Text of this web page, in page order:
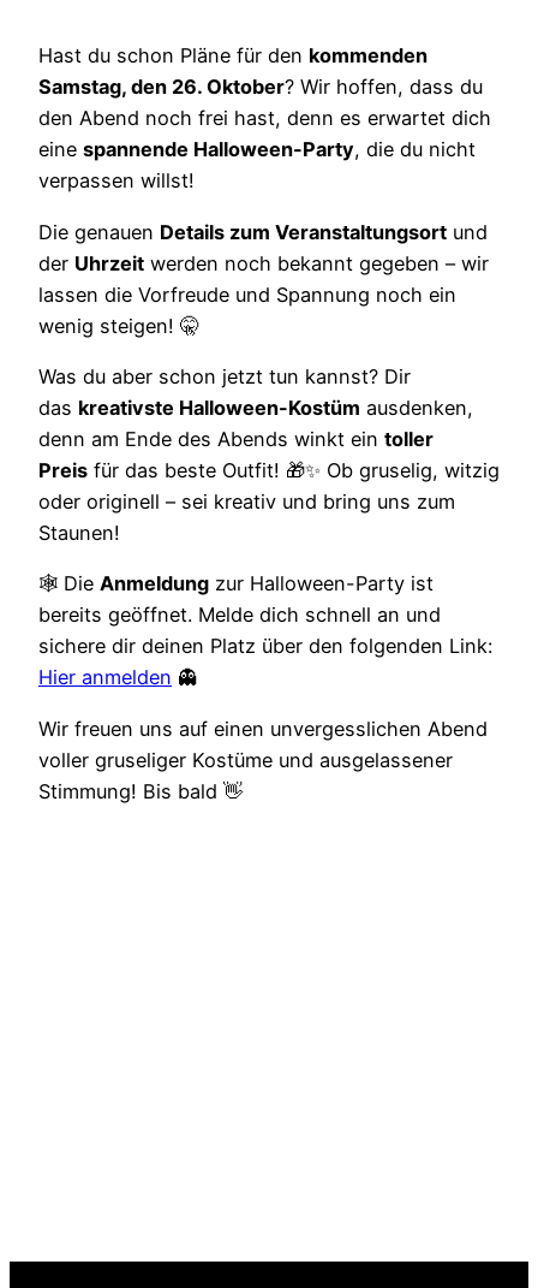
Hast du schon Pläne für den kommenden
Samstag, den 26. Oktober? Wir hoffen, dass du
den Abend noch frei hast, denn es erwartet dich
eine spannende Halloween-Party, die du nicht
verpassen willst!
Die genauen Details zum Veranstaltungsort und
der Uhrzeit werden noch bekannt gegeben – wir
lassen die Vorfreude und Spannung noch ein
wenig steigen! 🤫
Was du aber schon jetzt tun kannst? Dir
das kreativste Halloween-Kostüm ausdenken,
denn am Ende des Abends winkt ein toller
Preis für das beste Outfit! 🎁✨ Ob gruselig, witzig
oder originell – sei kreativ und bring uns zum
Staunen!
🕸 Die Anmeldung zur Halloween-Party ist
bereits geöffnet. Melde dich schnell an und
sichere dir deinen Platz über den folgenden Link:
Hier anmelden 👻
Wir freuen uns auf einen unvergesslichen Abend
voller gruseliger Kostüme und ausgelassener
Stimmung! Bis bald 👋